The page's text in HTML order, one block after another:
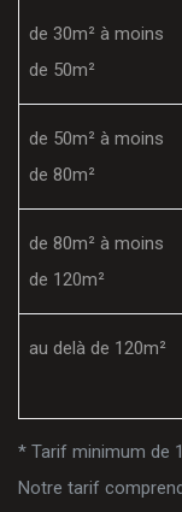
de 30m² à moins
de 50m²
de 50m² à moins
de 80m²
de 80m² à moins
de 120m²
au delà de 120m²
* Tarif minimum de
Notre tarif